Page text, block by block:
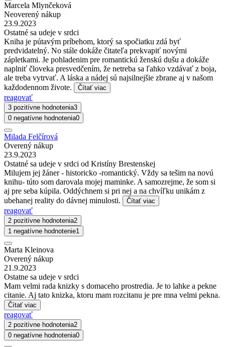
Marcela Mlynčeková
Neoverený nákup
23.9.2023
Ostatné sa udeje v srdci
Kniha je pútavým príbehom, ktorý sa spočiatku zdá byť
predvidatelný. No stále dokáže čitateľa prekvapiť novými
zápletkami. Je pohladenim pre romantickú ženskú dušu a dokáže
naplniť človeka presvedčením, že netreba sa ľahko vzdávať z boja,
ale treba vytrvať. A láska a nádej sú najsilnejšie zbrane aj v našom
každodennom živote.
Čítať viac
reagovať
3 pozitívne hodnotenia3
0 negatívne hodnotenia0
Milada Felčírová
Overený nákup
23.9.2023
Ostatné sa udeje v srdci od Kristíny Brestenskej
Milujem jej žáner - historicko -romantický. Vždy sa tešim na novú
knihu- túto som darovala mojej maminke. A samozrejme, že som si
aj pre seba kúpila. Oddýchnem si pri nej a na chvíľku unikám z
ubehanej reality do dávnej minulosti.
Čítať viac
reagovať
2 pozitívne hodnotenia2
1 negatívne hodnotenie1
Marta Kleinova
Overený nákup
21.9.2023
Ostatne sa udeje v srdci
Mam velmi rada knizky s domaceho prostredia. Je to lahke a pekne
citanie. Aj tato knizka, ktoru mam rozcitanu je pre mna velmi pekna.
Čítať viac
reagovať
2 pozitívne hodnotenia2
0 negatívne hodnotenia0